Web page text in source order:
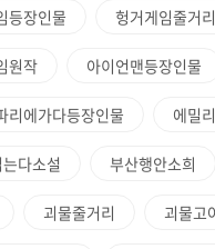
등장인물 헝거게임줄거리
원작 아이언맨등장인물
리에가다등장인물 에밀
다소설 부산행안소희
괴물줄거리 괴물고